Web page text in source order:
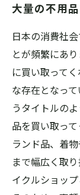
大量の不用
日本の消費社
とが頻繁にあ
に買い取って
な存在となっ
うタイトルの
品を買い取っ
ランド品、着
まで幅広く取
イクルショッ